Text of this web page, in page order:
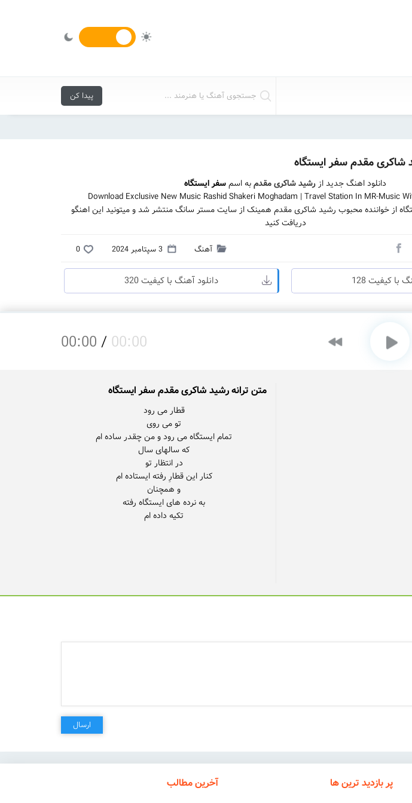
شاکری مقدم سفر ایستگاه
دانلود اهنگ جدید از رشید شاکری مقدمبه اسمسفر ایستگاه
Download Exclusive New Music Rashid Shakeri Moghadam | Travel Station In MR-Music
از خواننده محبوب رشید شاکری مقدم همینک از سایت مستر سانگ منتشر شد و میتونید این اهنگو
دریافت کنید
آهنگ 3 سپتامبر 2024 0
با کیفیت 128 دانلود آهنگ با کیفیت 320
00:00 / 00:00
متن ترانه رشید شاکری مقدم سفر ایستگاه
تکیه داده ام
ارسال
پر بازدید ترین ها آخرین مطالب